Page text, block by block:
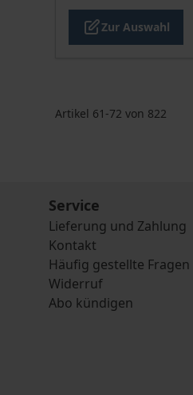
Zur Auswahl
Artikel 61 -72 von 822
Service
Lieferung und Zahlung
Kontakt
Häufig gestellte Fragen
Widerruf
Abo kündigen